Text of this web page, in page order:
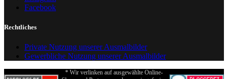
Facebook
Rechtliches
Private Nutzung unserer Ausmalbilder
Gewerbliche Nutzung unserer Ausmalbilder
* Wir verlinken auf ausgewählte Online-